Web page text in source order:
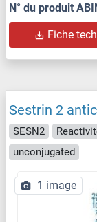
N° du produit
Fiche
Sestrin 2
SESN2
unconjugated
1 image